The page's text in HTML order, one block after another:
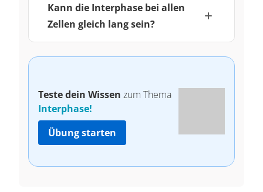
Kann die Interphase bei allen
Zellen gleich lang sein?
Teste dein Wissen zum Thema
Interphase!
Übung starten